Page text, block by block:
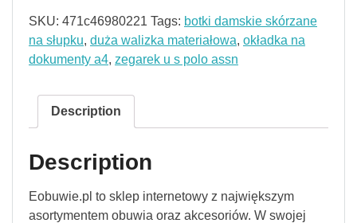
SKU: 471c46980221 Tags: botki damskie skórzane
na słupku, duża walizka materiałowa, okładka na
dokumenty a4, zegarek u s polo assn
Description
Description
Eobuwie.pl to sklep internetowy z największym
asortymentem obuwia oraz akcesoriów. W swojej